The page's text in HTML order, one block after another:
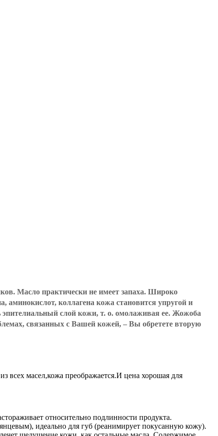
Масло практически не имеет запаха. Широко
аминокислот, коллагена кожа становится упругой и
эпителиальный слой кожи, т. о. омолаживая ее. Жожоба
связанных с Вашей кожей, – Вы обретете вторую
всех масел,кожа преображается.И цена хорошая для
относительно подлинности продукта.
идеально для губ (реанимирует покусанную кожу).